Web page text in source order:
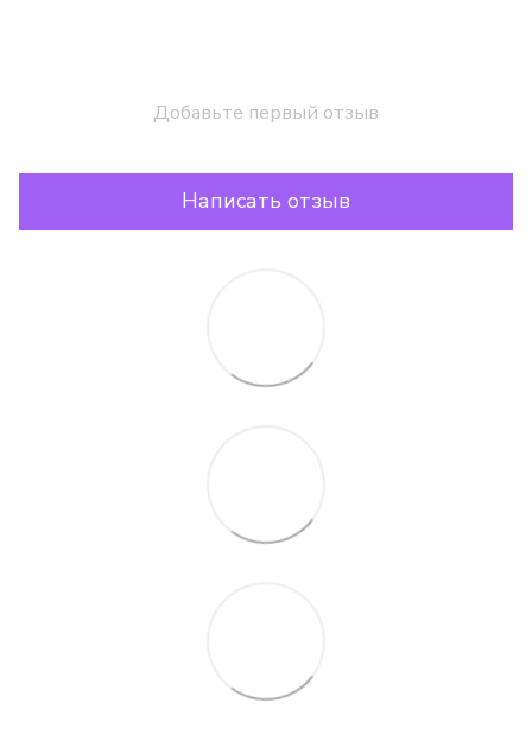
Добавьте первый отзыв
Написать отзыв